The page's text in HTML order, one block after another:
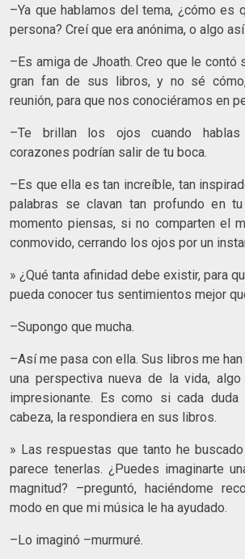
–Ya que hablamos del tema, ¿cómo es
persona? Creí que era anónima, o algo así.
–Es amiga de Jhoath. Creo que le contó
gran fan de sus libros, y no sé
reunión, para que nos conociéramos en
–Te brillan los ojos cuando
corazones podrían salir de tu boca.
–Es que ella es tan increíble, tan
palabras se clavan tan profundo en
momento piensas, si no comparten el
conmovido, cerrando los ojos por un
» ¿Qué tanta afinidad debe existir, para
pueda conocer tus sentimientos mejor
–Supongo que mucha.
–Así me pasa con ella. Sus libros me
una perspectiva nueva de la vida,
impresionante. Es como si cada duda
cabeza, la respondiera en sus libros.
» Las respuestas que tanto he
parece tenerlas. ¿Puedes imaginarte
magnitud? –preguntó, haciéndome
modo en que mi música le ha ayudado.
–Lo imaginó –murmuré.